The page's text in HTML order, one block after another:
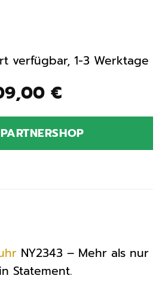
€
€Aktueller
ist:
109,00 €.
verfügbar, 1-3 Werktage
NY2343 – Mehr als nur
Statement.